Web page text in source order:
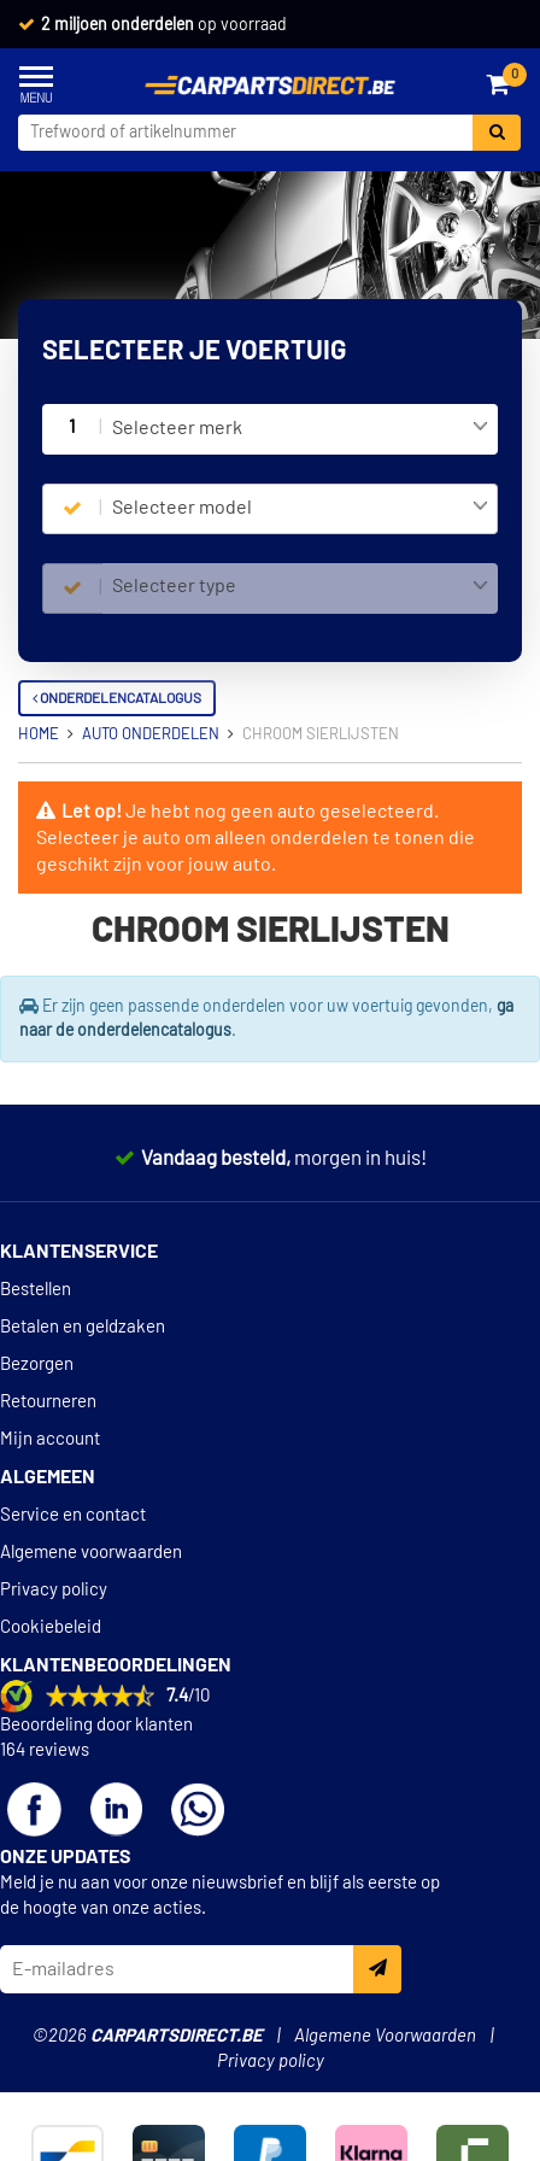
2 miljoen onderdelen op voorraad
0
SELECTEER JE VOERTUIG
1 Selecteer merk
Selecteer model
Selecteer type
ONDERDELENCATALOGUS
HOME AUTO ONDERDELEN CHROOM SIERLIJSTEN
Let op!Je hebt nog geen auto geselecteerd.
Selecteer je auto om alleen onderdelen te tonen die
geschikt zijn voor jouw auto.
CHROOM SIERLIJSTEN
Er zijn geen passende onderdelen voor uw voertuig gevonden, ga
naar de onderdelencatalogus.
Vandaag besteld, morgen in huis!
KLANTENSERVICE
Bestellen
Betalen en geldzaken
Bezorgen
Retourneren
Mijn account
ALGEMEEN
Service en contact
Algemene voorwaarden
Privacy policy
Cookiebeleid
KLANTENBEOORDELINGEN
7.4/10
Beoordeling door klanten
164 reviews
ONZE UPDATES
Meld je nu aan voor onze nieuwsbrief en blijf als eerste op
de hoogte van onze acties.
©2026 CARPARTSDIRECT.BE
Algemene Voorwaarden
Privacy policy